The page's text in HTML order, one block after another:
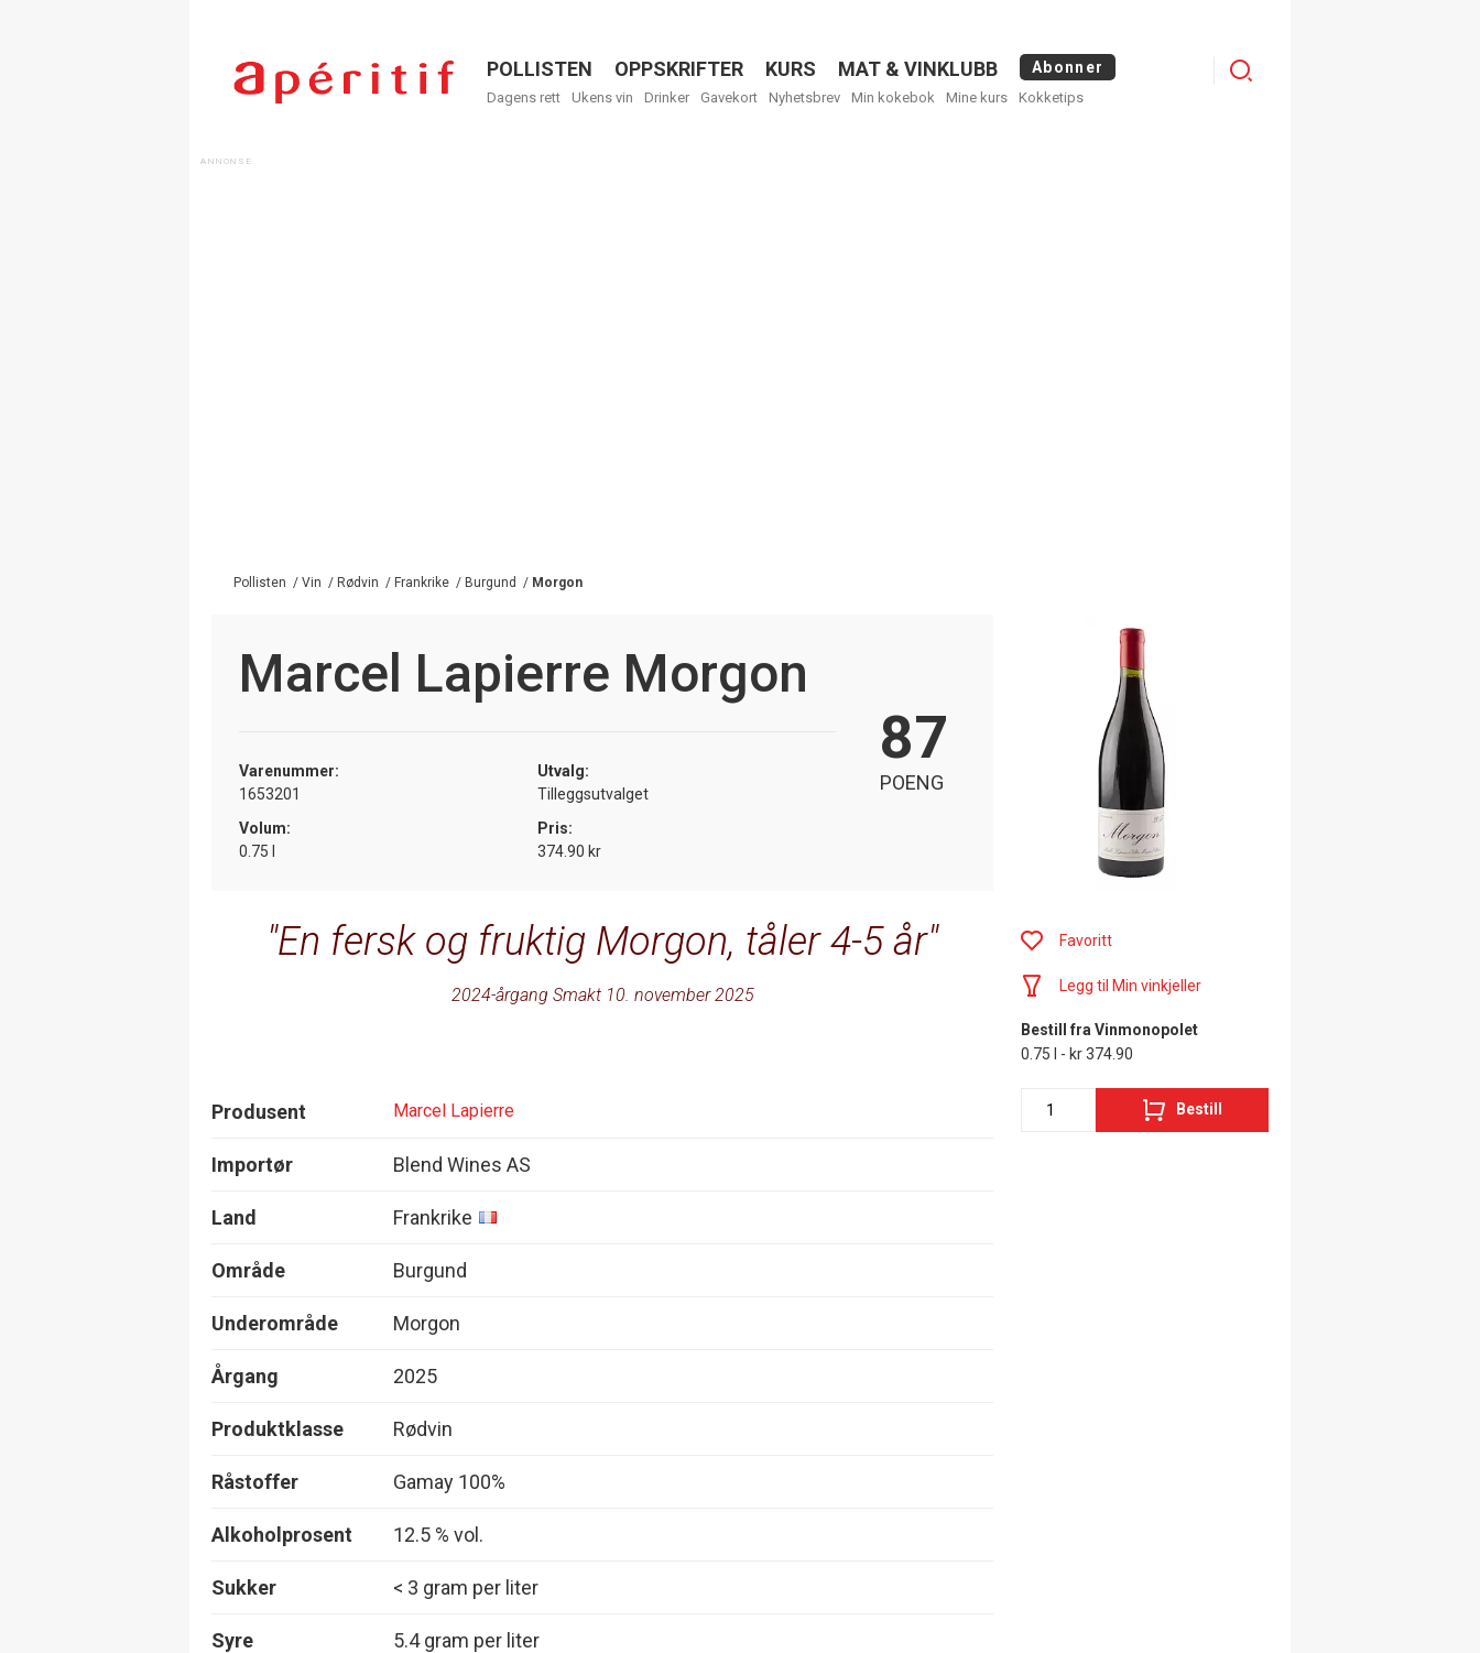
Menu
POLLISTEN OPPSKRIFTER KURS MAT & VINKLUBB Abonner
Dagens rett Ukens vin Drinker Gavekort Nyhetsbrev Min kokebok Mine kurs Kokketips
Menu
Pollisten / Vin / Rødvin / Frankrike / Burgund / Morgon
Marcel Lapierre Morgon
Varenummer:
1653201
Utvalg:
Tilleggsutvalget
Volum:
0.75 l
Pris:
374.90 kr
87
POENG
En fersk og fruktig Morgon, tåler 4-5 år
2024-årgang Smakt 10. november 2025
Produsent Marcel Lapierre
Importør Blend Wines AS
Land Frankrike
Område Burgund
Underområde Morgon
Årgang 2025
Produktklasse Rødvin
Råstoffer Gamay 100%
Alkoholprosent 12.5 % vol.
Sukker < 3 gram per liter
Syre 5.4 gram per liter
Favoritt
Legg til Min vinkjeller
Bestill fra Vinmonopolet
0.75 l - kr 374.90
Bestill